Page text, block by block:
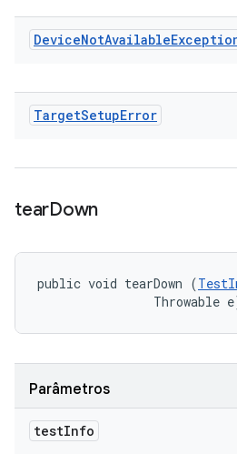
DeviceNotAvailable
TargetSetupError
tearDown
public void tearDown (
Throwable
Parâmetros
testInfo